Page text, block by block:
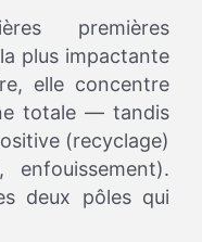
premières
plus impactante
elle concentre
totale — tandis
(recyclage)
enfouissement).
deux pôles qui